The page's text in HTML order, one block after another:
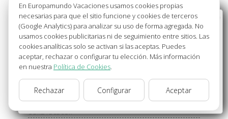
Т.: 25808500
email: Bella.Choi@Hilton.com
253, Gangnam-daero, Seocho-gu
06735 SEÚL
COREA DEL SUR
IBIS STYLES AMBASSADOR SEOUL GANGNAM****
Т.: 230118003
email: ibissm7@ambatel.com
431 samseong – ro, Gangnam – gu, seoul, 06195, Korea
06195 SEÚL
COREA DEL SUR
Bienvenido a Europamundo Vacaciones, está usted
en el sitio internacional de:
Wellcome to Europamundo Vacations, your in the
international site of:
España
cambiar/change
En Europamundo Vacaciones usamos cookies propias
necesarias para que el sitio funcione y cookies de terceros
(Google Analytics) para analizar su uso de forma agregada. No
usamos cookies publicitarias ni de seguimiento entre sitios. Las
cookies analíticas solo se activan si las aceptas. Puedes
aceptar, rechazar o configurar tu elección. Más información
en nuestra Política de Cookies.
Rechazar Configurar Aceptar